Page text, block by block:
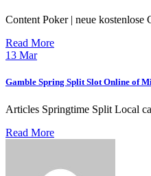
Content Poker | neue
Read More
13 Mar
Gamble Spring Split Slot Online of
Articles Springtime Split Local
Read More